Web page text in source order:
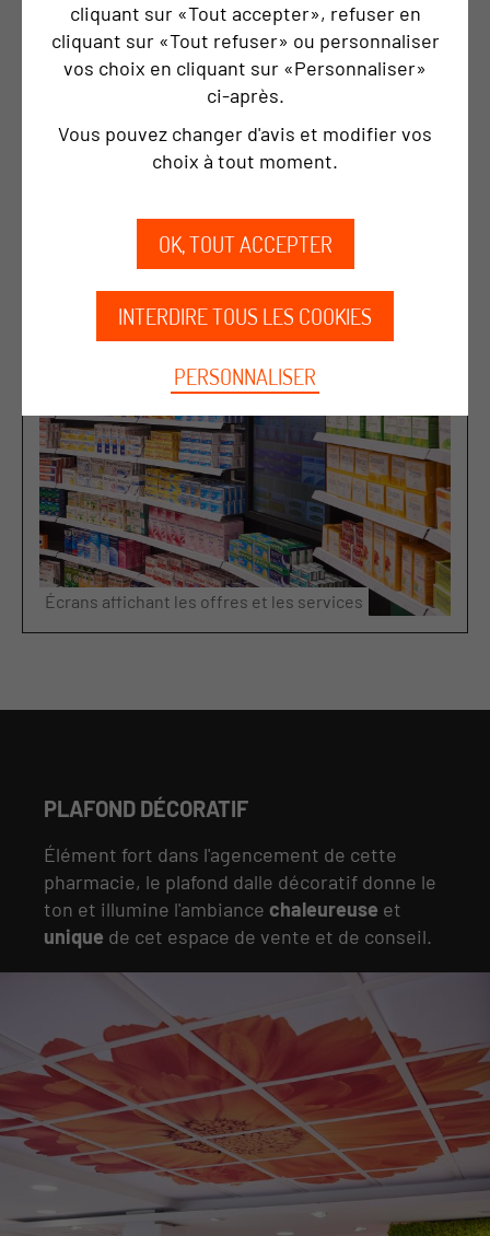
L’espace nature est visible depuis l’entrée
Écrans affichant les offres et les services
PLAFOND DÉCORATIF
Élément fort dans l'agencement de cette
pharmacie, le plafond dalle décoratif donne le
ton et illumine l'ambiance chaleureuse et
unique de cet espace de vente et de conseil.
cliquant sur «Tout accepter», refuser en
cliquant sur «Tout refuser» ou personnaliser
vos choix en cliquant sur «Personnaliser»
ci‑après.
Vous pouvez changer d'avis et modifier vos
choix à tout moment.
OK, TOUT ACCEPTER
INTERDIRE TOUS LES COOKIES
PERSONNALISER